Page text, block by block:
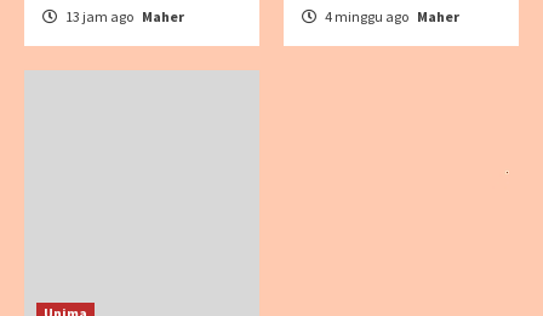
13 jam ago Maher 4 minggu ago Maher